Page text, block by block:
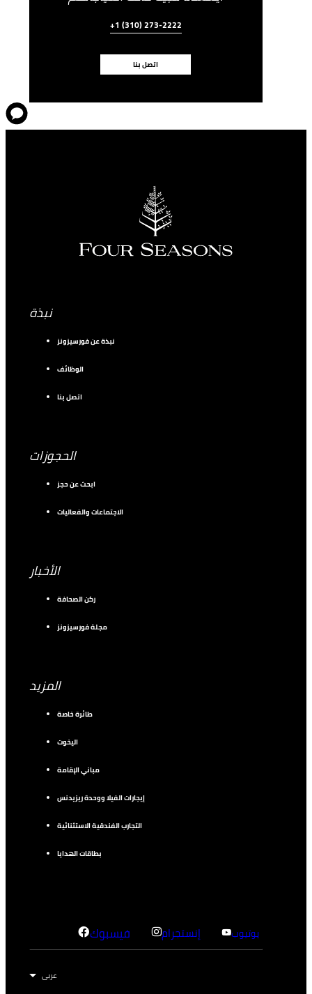
+1 (310) 273-2222
اتصل بنا
نبذة
نبذة عن فورسيزونز
الوظائف
اتصل بنا
الحجوزات
ابحث عن حجز
الاجتماعات والفعاليات
الأخبار
ركن الصحافة
مجلة فورسيزونز
المزيد
طائرة خاصة
اليخوت
مباني الإقامة
إيجارات الفيلا ووحدة ريزيدنس
التجارب الفندقية الاستثنائية
بطاقات الهدايا
فيسبوك إنستجرام يوتيوب